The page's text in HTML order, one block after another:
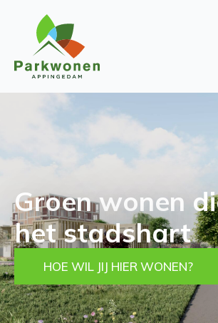
Groen wonen
het stadshart
HOE WIL JIJ HIER WONEN?